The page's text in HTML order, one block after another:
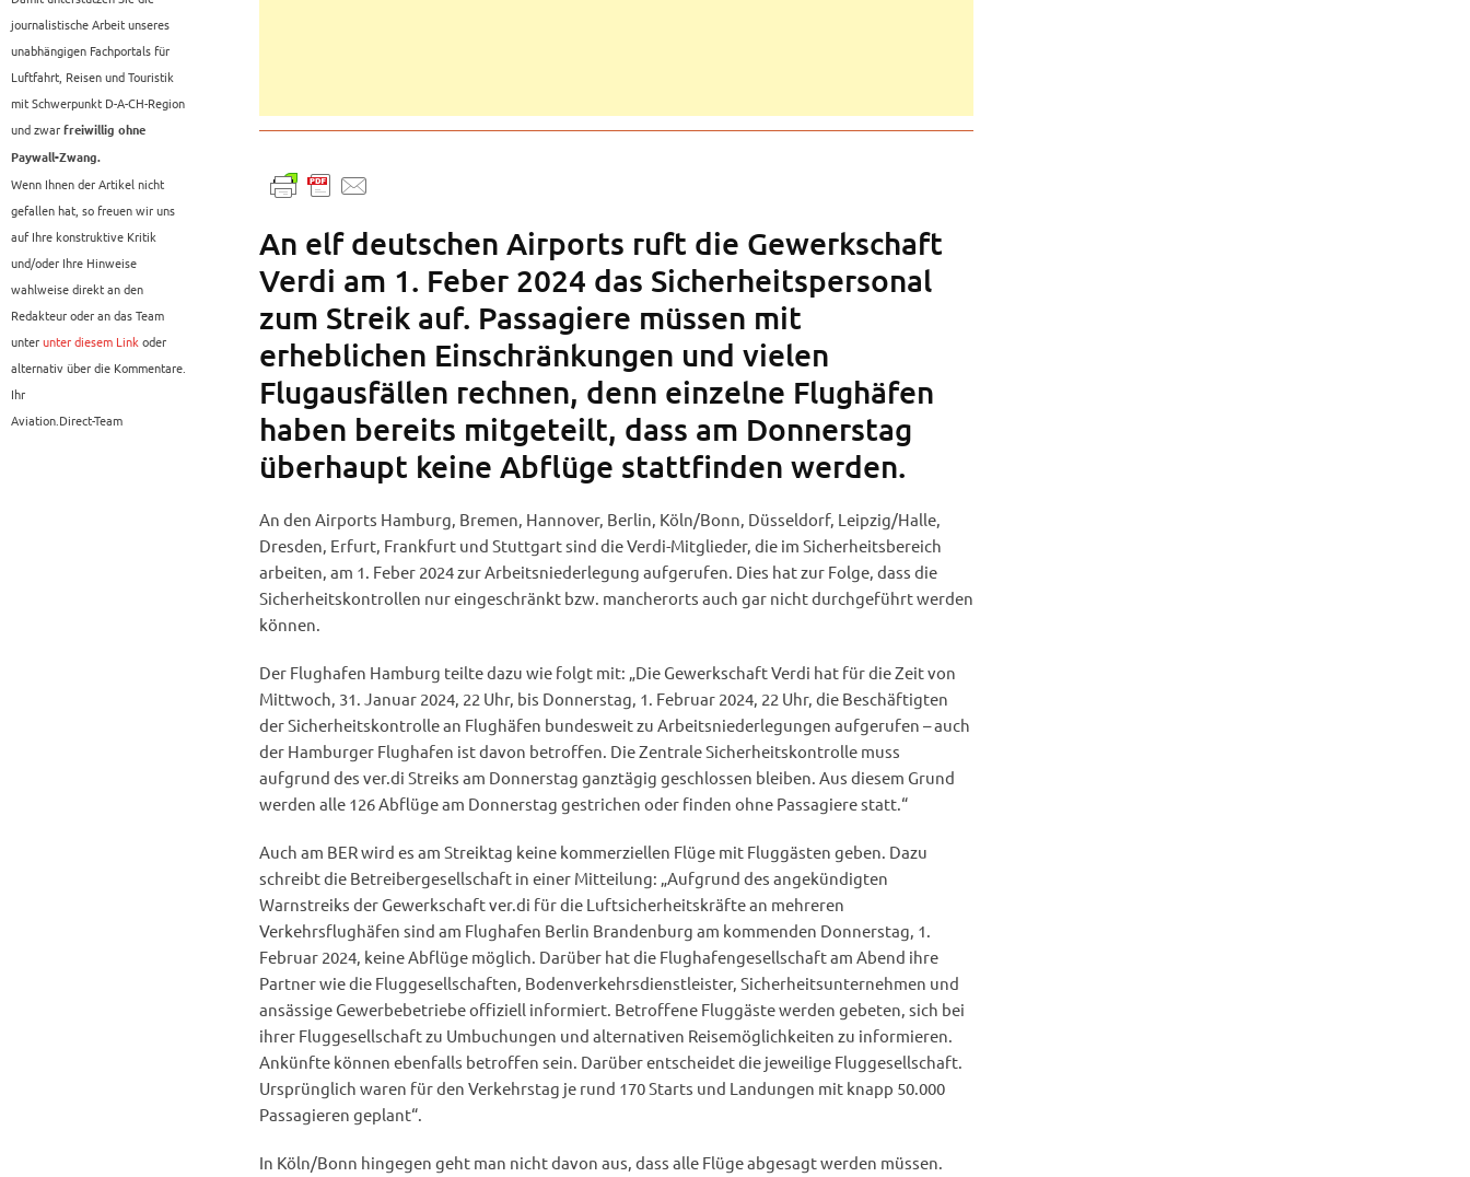
journalistische Arbeit unseres
unabhängigen Fachportals für
Luftfahrt, Reisen und Touristik
mit Schwerpunkt D-A-CH-Region
und zwar freiwillig ohne
Paywall-Zwang.
Wenn Ihnen der Artikel nicht
gefallen hat, so freuen wir uns
auf Ihre konstruktive Kritik
und/oder Ihre Hinweise
wahlweise direkt an den
Redakteur oder an das Team
unterunter diesem Linkoder
alternativ über die Kommentare.
Ihr
Aviation.Direct-Team
An elf deutschen Airports ruft die Gewerkschaft
Verdi am 1. Feber 2024 das Sicherheitspersonal
zum Streik auf. Passagiere müssen mit
erheblichen Einschränkungen und vielen
Flugausfällen rechnen, denn einzelne Flughäfen
haben bereits mitgeteilt, dass am Donnerstag
überhaupt keine Abflüge stattfinden werden.
An den Airports Hamburg, Bremen, Hannover, Berlin, Köln/Bonn, Düsseldorf, Leipzig/Halle,
Dresden, Erfurt, Frankfurt und Stuttgart sind die Verdi-Mitglieder, die im Sicherheitsbereich
arbeiten, am 1. Feber 2024 zur Arbeitsniederlegung aufgerufen. Dies hat zur Folge, dass die
Sicherheitskontrollen nur eingeschränkt bzw. mancherorts auch gar nicht durchgeführt werden
können.
Der Flughafen Hamburg teilte dazu wie folgt mit: „Die Gewerkschaft Verdi hat für die Zeit von
Mittwoch, 31. Januar 2024, 22 Uhr, bis Donnerstag, 1. Februar 2024, 22 Uhr, die Beschäftigten
der Sicherheitskontrolle an Flughäfen bundesweit zu Arbeitsniederlegungen aufgerufen – auch
der Hamburger Flughafen ist davon betroffen. Die Zentrale Sicherheitskontrolle muss
aufgrund des ver.di Streiks am Donnerstag ganztägig geschlossen bleiben. Aus diesem Grund
werden alle 126 Abflüge am Donnerstag gestrichen oder finden ohne Passagiere statt.“
Auch am BER wird es am Streiktag keine kommerziellen Flüge mit Fluggästen geben. Dazu
schreibt die Betreibergesellschaft in einer Mitteilung: „Aufgrund des angekündigten
Warnstreiks der Gewerkschaft ver.di für die Luftsicherheitskräfte an mehreren
Verkehrsflughäfen sind am Flughafen Berlin Brandenburg am kommenden Donnerstag, 1.
Februar 2024, keine Abflüge möglich. Darüber hat die Flughafengesellschaft am Abend ihre
Partner wie die Fluggesellschaften, Bodenverkehrsdienstleister, Sicherheitsunternehmen und
ansässige Gewerbebetriebe offiziell informiert. Betroffene Fluggäste werden gebeten, sich bei
ihrer Fluggesellschaft zu Umbuchungen und alternativen Reisemöglichkeiten zu informieren.
Ankünfte können ebenfalls betroffen sein. Darüber entscheidet die jeweilige Fluggesellschaft.
Ursprünglich waren für den Verkehrstag je rund 170 Starts und Landungen mit knapp 50.000
Passagieren geplant“.
In Köln/Bonn hingegen geht man nicht davon aus, dass alle Flüge abgesagt werden müssen.